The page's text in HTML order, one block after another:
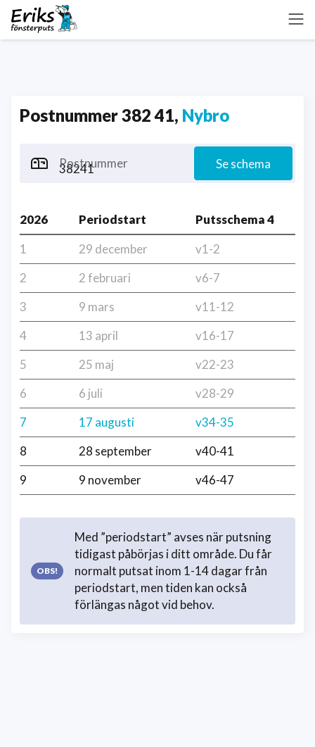
Postnummer 382 41, Nybro
Postnummer Se schema
2026 Periodstart
Putsschema 4
1
29 december
v1-2
2
2 februari
v6-7
3
9 mars
v11-12
4
13 april
v16-17
5
25 maj
v22-23
6
6 juli
v28-29
7
17 augusti
v34-35
8
28 september
v40-41
9
9 november v46-47
Med ”periodstart” avses när putsning
tidigast påbörjas i ditt område. Du får
normalt putsat inom 1-14 dagar från
periodstart, men tiden kan också
förlängas något vid behov.